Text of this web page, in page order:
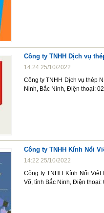
Công ty TNHH Dịch vụ
14:24 25/10/2022
Công ty TNHH Dịch vụ thép
Ninh, Bắc Ninh, Điện thoại:
Công ty TNHH Kính Nổi
14:22 25/10/2022
Công ty TNHH Kính Nổi
Võ, tỉnh Bắc Ninh, Điện thoại: